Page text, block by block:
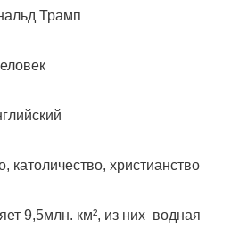
Трамп
католичество, христианство
9,5млн. км², из них водная